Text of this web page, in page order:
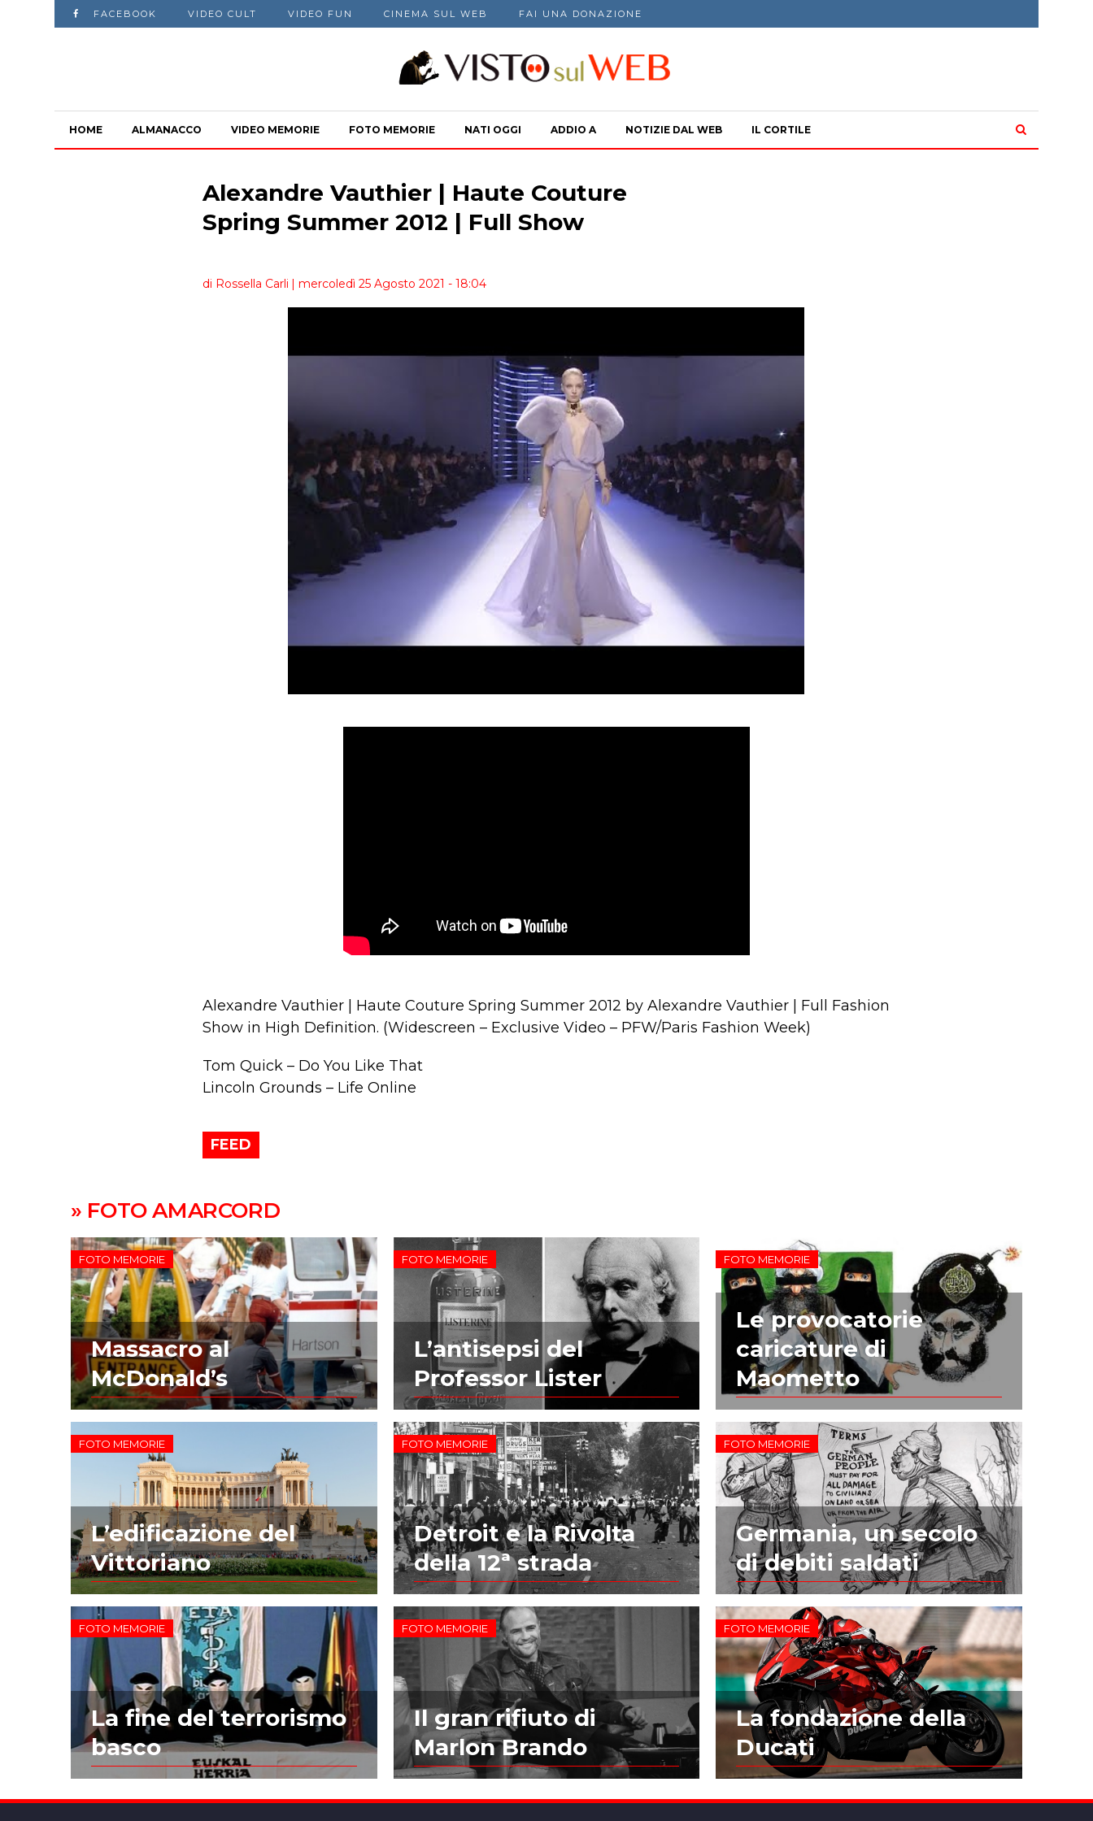
FACEBOOK VIDEO CULT VIDEO FUN CINEMA SUL WEB FAI UNA DONAZIONE
HOME ALMANACCO VIDEO MEMORIE FOTO MEMORIE NATI OGGI ADDIO A NOTIZIE DAL WEB IL CORTILE
Alexandre Vauthier | Haute Couture
Spring Summer 2012 | Full Show
di Rossella Carli | mercoledì 25 Agosto 2021 - 18:04
Alexandre Vauthier | Haute Couture Spring Summer 2012 by Alexandre Vauthier | Full Fashion
Show in High Definition. (Widescreen – Exclusive Video – PFW/Paris Fashion Week)
Tom Quick – Do You Like That
Lincoln Grounds – Life Online
FEED
» FOTO AMARCORD
FOTO MEMORIE
Massacro al
McDonald’s
FOTO MEMORIE
L’antisepsi del
Professor Lister
FOTO MEMORIE
Le provocatorie
caricature di
Maometto
FOTO MEMORIE
L’edificazione del
Vittoriano
FOTO MEMORIE
Detroit e la Rivolta
della 12ª strada
FOTO MEMORIE
Germania, un secolo
di debiti saldati
FOTO MEMORIE
La fine del terrorismo
basco
FOTO MEMORIE
Il gran rifiuto di
Marlon Brando
FOTO MEMORIE
La fondazione della
Ducati